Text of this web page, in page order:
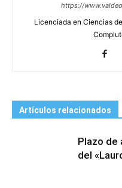
https://
Licenciada en Ciencias
Artículos relacionados
Plazo de
del